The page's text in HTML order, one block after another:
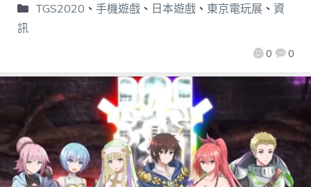
0 0
TGS2020 、 手機遊戲、 日本遊戲、 東京電玩展、 資
訊